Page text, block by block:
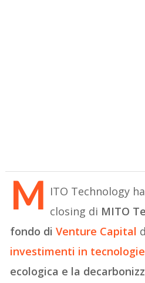
M ITO Technology
closing di MITO
fondo diVenture Capital
investimenti in tecnologie
ecologica e la